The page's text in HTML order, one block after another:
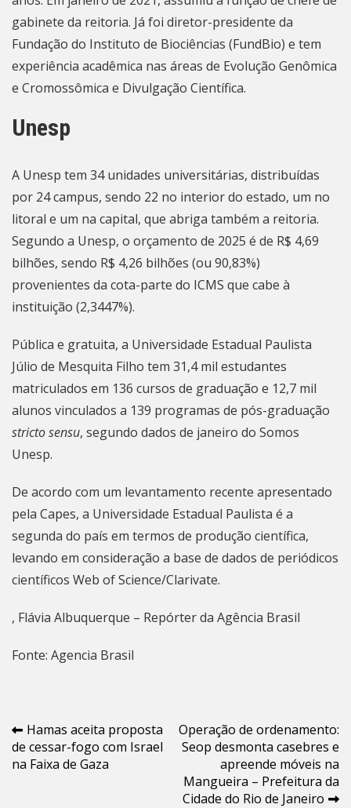
gabinete da reitoria. Já foi diretor-presidente da
Fundação do Instituto de Biociências (FundBio) e tem
experiência acadêmica nas áreas de Evolução Genômica
e Cromossômica e Divulgação Científica.
Unesp
A Unesp tem 34 unidades universitárias, distribuídas
por 24 campus, sendo 22 no interior do estado, um no
litoral e um na capital, que abriga também a reitoria.
Segundo a Unesp, o orçamento de 2025 é de R$ 4,69
bilhões, sendo R$ 4,26 bilhões (ou 90,83%)
provenientes da cota-parte do ICMS que cabe à
instituição (2,3447%).
Pública e gratuita, a Universidade Estadual Paulista
Júlio de Mesquita Filho tem 31,4 mil estudantes
matriculados em 136 cursos de graduação e 12,7 mil
alunos vinculados a 139 programas de pós-graduação
stricto sensu, segundo dados de janeiro do Somos
Unesp.
De acordo com um levantamento recente apresentado
pela Capes, a Universidade Estadual Paulista é a
segunda do país em termos de produção científica,
levando em consideração a base de dados de periódicos
científicos Web of Science/Clarivate.
, Flávia Albuquerque – Repórter da Agência Brasil
Fonte: Agencia Brasil
Navegação
de
Hamas aceita proposta
de cessar-fogo com Israel
na Faixa de Gaza
Operação de ordenamento:
Seop desmonta casebres e
apreende móveis na
Mangueira – Prefeitura da
Cidade do Rio de Janeiro